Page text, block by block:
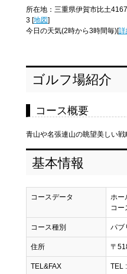
所在地：三重県伊賀市比土
3 [地図]
今日の天気(2時から3時間毎)[詳
ゴルフ場紹介
コース概要
青山や名張連山の眺望美しい戦
基本情報
コースデータ
ホー
コー
コース種別 パブ
住所 〒
TEL&FAX TEL